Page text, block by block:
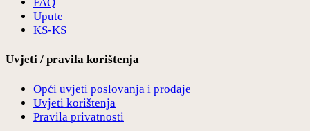
Upute
KS-KS
Uvjeti / pravila korištenja
Opći uvjeti poslovanja i prodaje
Uvjeti korištenja
Pravila privatnosti